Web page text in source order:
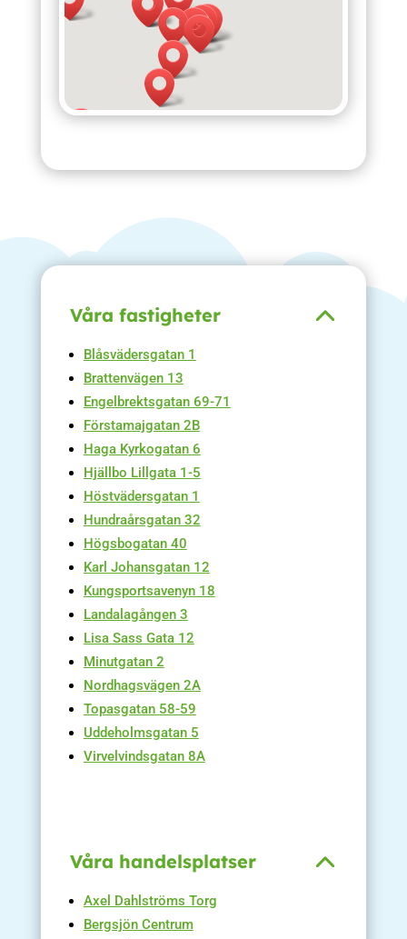
Våra fastigheter
Blåsvädersgatan 1
Brattenvägen 13
Engelbrektsgatan 69-71
Förstamajgatan 2B
Haga Kyrkogatan 6
Hjällbo Lillgata 1-5
Höstvädersgatan 1
Hundraårsgatan 32
Högsbogatan 40
Karl Johansgatan 12
Kungsportsavenyn 18
Landalagången 3
Lisa Sass Gata 12
Minutgatan 2
Nordhagsvägen 2A
Topasgatan 58-59
Uddeholmsgatan 5
Virvelvindsgatan 8A
Våra handelsplatser
Axel Dahlströms Torg
Bergsjön Centrum